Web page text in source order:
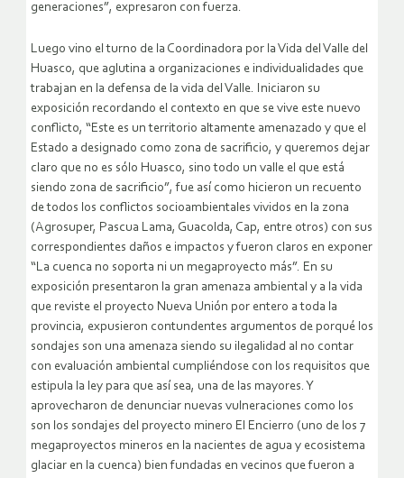
generaciones”, expresaron con fuerza.
Luego vino el turno de la Coordinadora por la Vida del Valle del
Huasco, que aglutina a organizaciones e individualidades que
trabajan en la defensa de la vida del Valle. Iniciaron su
exposición recordando el contexto en que se vive este nuevo
conflicto, “Este es un territorio altamente amenazado y que el
Estado a designado como zona de sacrificio, y queremos dejar
claro que no es sólo Huasco, sino todo un valle el que está
siendo zona de sacrificio”, fue así como hicieron un recuento
de todos los conflictos socioambientales vividos en la zona
(Agrosuper, Pascua Lama, Guacolda, Cap, entre otros) con sus
correspondientes daños e impactos y fueron claros en exponer
“La cuenca no soporta ni un megaproyecto más”. En su
exposición presentaron la gran amenaza ambiental y a la vida
que reviste el proyecto Nueva Unión por entero a toda la
provincia, expusieron contundentes argumentos de porqué los
sondajes son una amenaza siendo su ilegalidad al no contar
con evaluación ambiental cumpliéndose con los requisitos que
estipula la ley para que así sea, una de las mayores. Y
aprovecharon de denunciar nuevas vulneraciones como los
son los sondajes del proyecto minero El Encierro (uno de los 7
megaproyectos mineros en la nacientes de agua y ecosistema
glaciar en la cuenca) bien fundadas en vecinos que fueron a